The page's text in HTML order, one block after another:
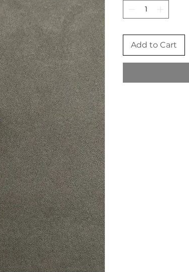
Add to Cart